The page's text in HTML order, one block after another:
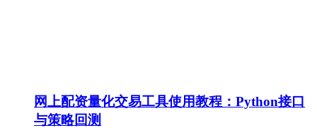
网上配资量化交易工具使用教程：Python接口
与策略回测